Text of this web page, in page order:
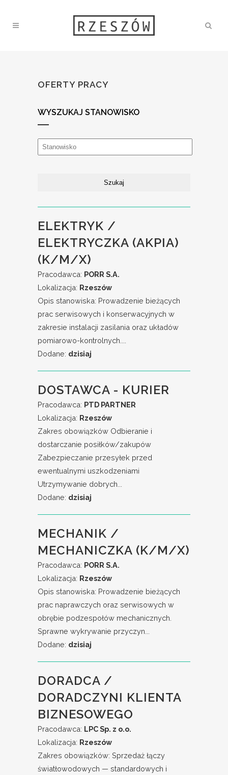
OFERTY PRACY
WYSZUKAJ STANOWISKO
ELEKTRYK /
ELEKTRYCZKA (AKPIA)
(K/M/X)
Pracodawca: PORR S.A.
Lokalizacja: Rzeszów
Opis stanowiska: Prowadzenie bieżących
prac serwisowych i konserwacyjnych w
zakresie instalacji zasilania oraz układów
pomiarowo-kontrolnych....
Dodane: dzisiaj
DOSTAWCA - KURIER
Pracodawca: PTD PARTNER
Lokalizacja: Rzeszów
Zakres obowiązków Odbieranie i
dostarczanie posiłków/zakupów
Zabezpieczanie przesyłek przed
ewentualnymi uszkodzeniami
Utrzymywanie dobrych...
Dodane: dzisiaj
MECHANIK /
MECHANICZKA (K/M/X)
Pracodawca: PORR S.A.
Lokalizacja: Rzeszów
Opis stanowiska: Prowadzenie bieżących
prac naprawczych oraz serwisowych w
obrębie podzespołów mechanicznych.
Sprawne wykrywanie przyczyn...
Dodane: dzisiaj
DORADCA /
DORADCZYNI KLIENTA
BIZNESOWEGO
Pracodawca: LPC Sp. z o.o.
Lokalizacja: Rzeszów
Zakres obowiązków: Sprzedaż łączy
światłowodowych — standardowych i